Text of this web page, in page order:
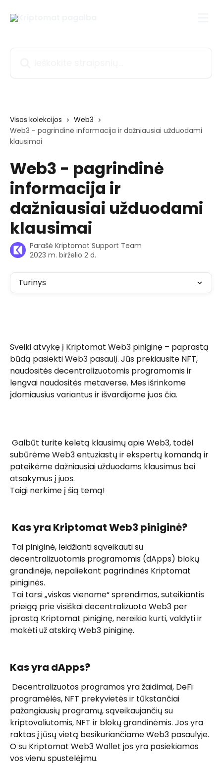
Visos kolekcijos
Web3
Web3 - pagrindinė informacija ir dažniausiai užduodami
klausimai
Web3 - pagrindinė
informacija ir
dažniausiai užduodami
klausimai
Parašė Kriptomat Support Team
2023 m. birželio 2 d.
Turinys
Sveiki atvykę į Kriptomat Web3 piniginę – paprastą
būdą pasiekti Web3 pasaulį. Jūs prekiausite NFT,
naudositės decentralizuotomis programomis ir
lengvai naudositės metaverse. Mes išrinkome
įdomiausius variantus ir išvardijome juos čia.
subūrėme Web3 entuziastų ir ekspertų komandą ir
pateikėme dažniausiai užduodams klausimus bei
atsakymus į juos.
Taigi nerkime į šią temą!
Kas yra Kriptomat Web3 piniginė?
decentralizuotomis programomis (dApps) blokų
grandinėje, nepaliekant pagrindinės Kriptomat
piniginės.
prieigą prie visiškai decentralizuoto Web3 per
įprastą Kriptomat piniginę, nereikia kurti, valdyti ir
mokėti už atskirą Web3 piniginę.
Kas yra dApps?
programėlės, NFT prekyvietės ir tūkstančiai
pažangiausių programų, sąveikaujančių su
kriptovaliutomis, NFT ir blokų grandinėmis. Jos yra
raktas į jūsų vietą besikuriančiame Web3 pasaulyje.
O su Kriptomat Web3 Wallet jos yra pasiekiamos
vos vienu spustelėjimu.